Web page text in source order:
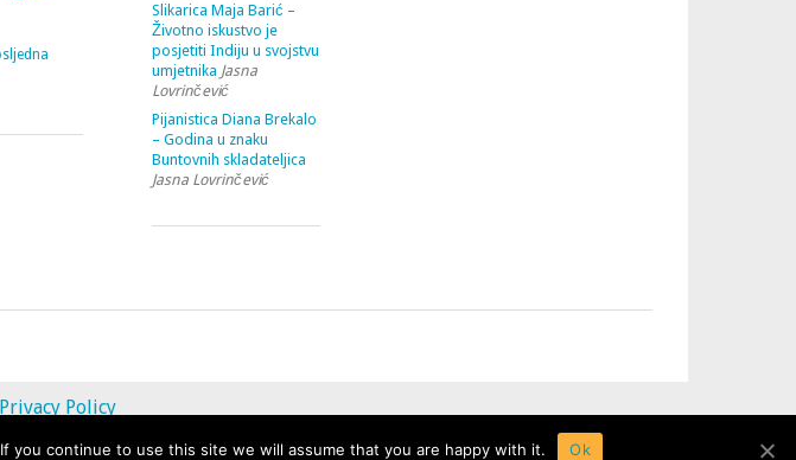
Slikarica Maja Barić –
Životno iskustvo je
posjetiti Indiju u svojstvu
umjetnika Jasna
Lovrinčević
Pijanistica Diana Brekalo
– Godina u znaku
Buntovnih skladateljica
Jasna Lovrinčević
Privacy Policy
Alle Rechte vorbehalten.
continue to use this site we will assume that you are happy with it. Ok